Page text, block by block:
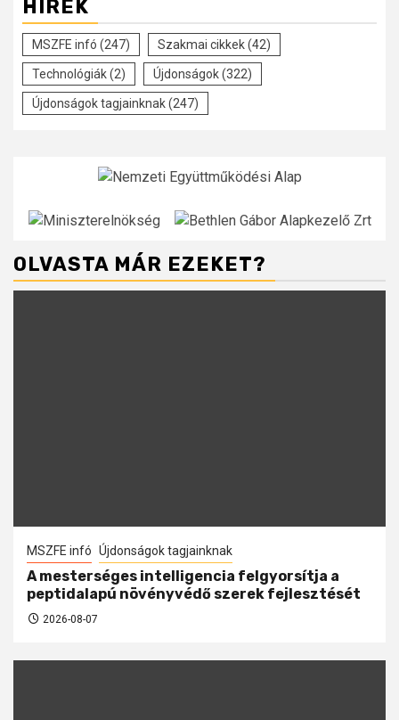
HÍREK
MSZFE infó (247) Szakmai cikkek(42)
Technológiák(2) Újdonságok(322)
Újdonságok tagjainknak(247)
OLVASTA MÁR EZEKET?
MSZFE infó Újdonságok tagjainknak
A mesterséges intelligencia felgyorsítja a
peptidalapú növényvédő szerek fejlesztését
2026-08-07